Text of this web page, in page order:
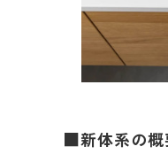
■新体系の概